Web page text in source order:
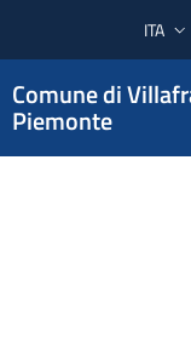
ITA
Comune di
Piemonte